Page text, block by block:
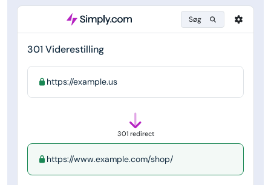
Søg
301 Viderestilling
https://example.us
301 redirect
https://www.example.com/shop/